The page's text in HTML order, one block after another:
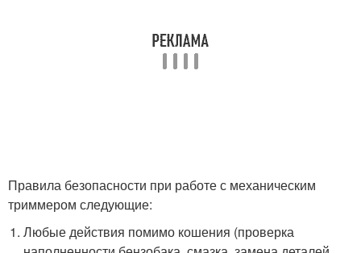
Правила безопасности при работе с механическим
триммером следующие:
Любые действия помимо кошения (проверка